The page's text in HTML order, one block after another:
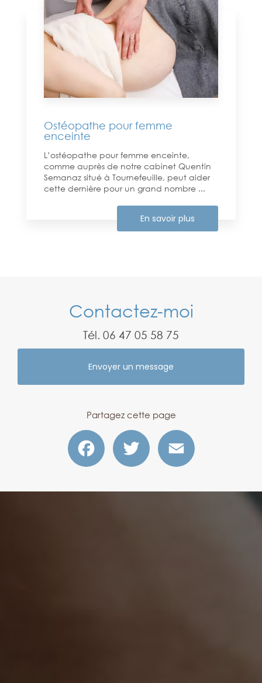
Ostéopathe pour femme
enceinte
L’ostéopathe pour femme enceinte,
comme auprès de notre cabinet Quentin
Semanaz situé à Tournefeuille, peut aider
cette dernière pour un grand nombre ...
En savoir plus
Contactez-moi
Tél. 06 47 05 58 75
Envoyer un message
Partagez cette page
Facebook Twitter